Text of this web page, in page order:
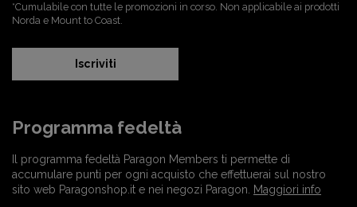
*Cumulabile con tutte le promozioni in corso. Non applicabile ai prodotti
Norda e Mount to Coast.
Iscriviti
Programma fedeltà
Il programma fedeltà Paragon Members ti permette di
accumulare punti per ogni acquisto che effettuerai sul nostro
sito web Paragonshop.it e nei negozi Paragon.
Maggiori info